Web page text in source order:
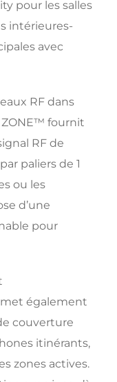
pour les salles
intérieures-
avec
RF dans
fournit
RF de
paliers de 1
ou les
d’une
pour
également
couverture
itinérants,
zones actives.